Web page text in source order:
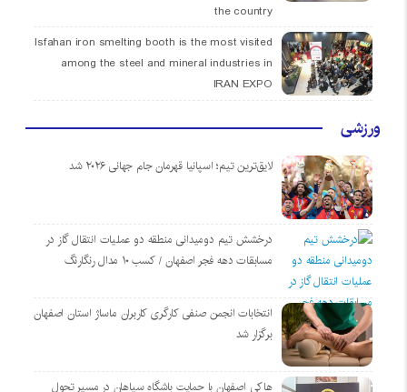
the country
Isfahan iron smelting booth is the most visited
among the steel and mineral industries in
IRAN EXPO
ورزشی
لایق‌ترین تیم؛ اسپانیا قهرمان جام جهانی ۲۰۲۶ شد
درخشش تیم دومیدانی منطقه دو عملیات انتقال گاز در
مسابقات دهه فجر اصفهان / کسب ۱۰ مدال رنگارنگ
انتخابات انجمن صنفی کارگری کاربران ماساژ استان اصفهان
برگزار شد
هاکی اصفهان با حمایت باشگاه سپاهان در مسیر تحول